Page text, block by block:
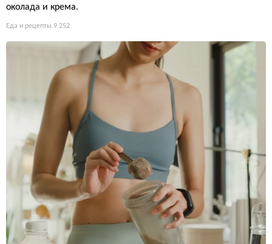
околада и крема.
Еда и рецепты 9 252